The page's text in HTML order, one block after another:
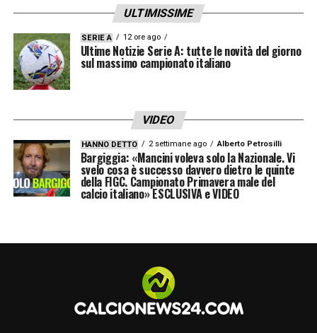
societarie di Vinovo e profilo ideale per
garantire stabilità ai giovani talenti della rosa
senza subire contraccolpi.
ULTIMISSIME
SERIE A 12 ore ago
Ultime Notizie Serie A: tutte le novità del giorno
sul massimo campionato italiano
VIDEO
HANNO DETTO 2 settimane ago Alberto Petrosilli
Bargiggia: «Mancini voleva solo la Nazionale. Vi
svelo cosa è successo davvero dietro le quinte
della FIGC. Campionato Primavera male del
calcio italiano» ESCLUSIVA e VIDEO